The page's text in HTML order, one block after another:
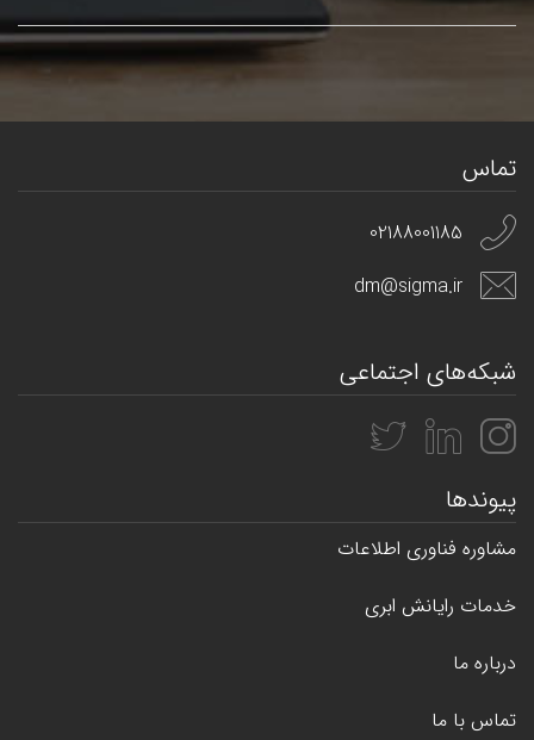
تماس
02188001185
dm@sigma.ir
شبکه‌های اجتماعی
پیوندها
مشاوره فناوری اطلاعات
خدمات رایانش ابری
درباره ما
تماس با ما